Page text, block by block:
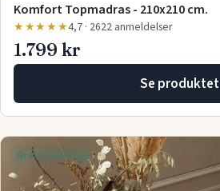
Komfort Topmadras - 210x210 cm.
★★★★★4,7 · 2622 anmeldelser
1.799 kr
Se produktet
Gratis levering